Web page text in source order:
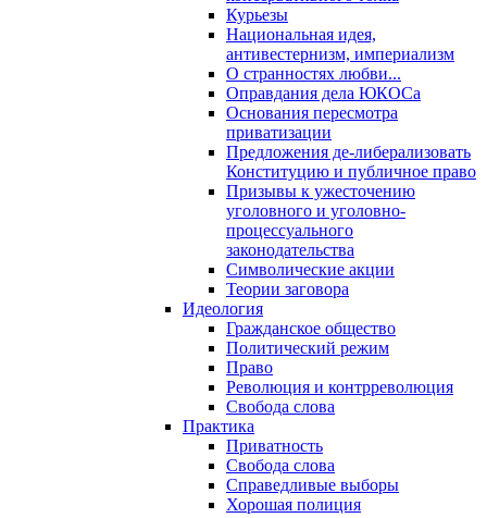
Курьезы
Национальная идея,
антивестернизм, империализм
О странностях любви...
Оправдания дела ЮКОСа
Основания пересмотра
приватизации
Предложения де-либерализовать
Конституцию и публичное право
Призывы к ужесточению
уголовного и уголовно-
процессуального
законодательства
Символические акции
Теории заговора
Идеология
Гражданское общество
Политический режим
Право
Революция и контрреволюция
Свобода слова
Практика
Приватность
Свобода слова
Справедливые выборы
Хорошая полиция